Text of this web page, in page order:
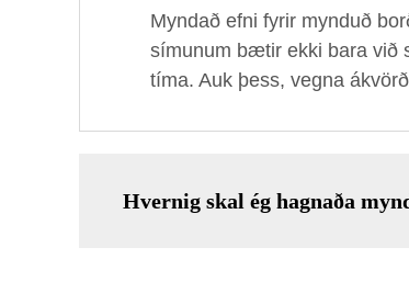
Myndað efni fyrir mynduð
símunum bætir ekki bara við
tíma. Auk þess, vegna
Hvernig skal ég hagnaða